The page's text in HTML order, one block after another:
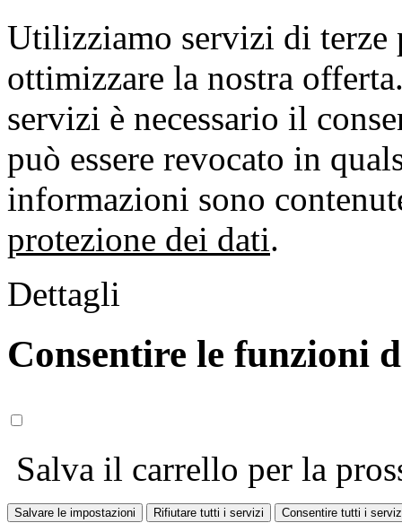
Utilizziamo servizi di terze
ottimizzare la nostra
servizi è necessario il
può essere revocato in
informazioni sono
protezione dei dati.
Dettagli
Consentire le funzioni
Salva il carrello per la
Salvare le impostazioni Rifiutare tutti i servizi Consentire tutti i